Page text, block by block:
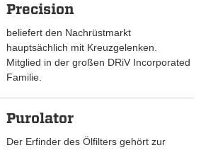
Precision
beliefert den Nachrüstmarkt
hauptsächlich mit Kreuzgelenken.
Mitglied in der großen DRiV Incorporated
Familie.
Purolator
Der Erfinder des Ölfilters gehört zur